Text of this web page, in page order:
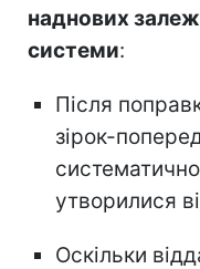
наднових
системи:
Після
зірок-
утворилися
Оскільки